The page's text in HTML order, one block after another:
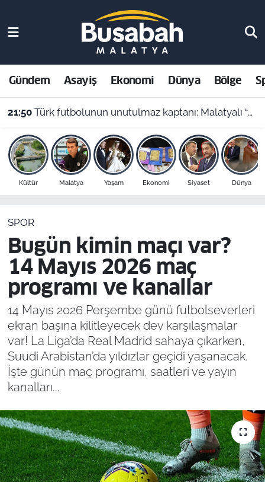
Gündem Asayiş Ekonomi Dünya Bölge
21:50 Türk futbolunun unutulmaz kaptanı: Malatyalı “Cengaver” Bülent Korkmaz’ın ilham veren hikayesi
Kültür Malatya Yaşam Ekonomi Siyaset Dünya
SPOR
Bugün kimin maçı var?
14 Mayıs 2026 maç
programı ve kanallar
14 Mayıs 2026 Perşembe günü futbolseverleri
ekran başına kilitleyecek dev karşılaşmalar
var! La Liga’da Real Madrid sahaya çıkarken,
Suudi Arabistan’da yıldızlar geçidi yaşanacak.
İşte günün maç programı, saatleri ve yayın
kanalları...
Asayiş
Ekonomi
Dünya
Bölge
Resmi İlanlar
Malatya Nöbetçi Eczaneler
Malatya Hava Durumu
Malatya Namaz Vakitleri
Malatya Trafik Yoğunluk Haritası
Süper Lig Puan Durumu ve Fikstür
Son Dakika Haberleri
Haber Arşivi